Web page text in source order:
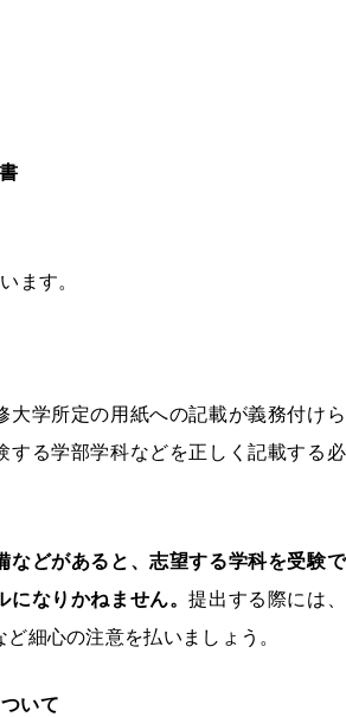
ます。
大学所定の用紙への記載が義務付けら
する学部学科などを正しく記載する必
などがあると、志望する学科を受験で
になりかねません。提出する際には、
細心の注意を払いましょう。
いて